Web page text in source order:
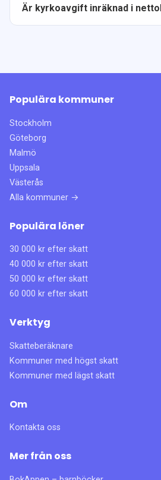
Är kyrkoavgift inräknad i
Populära kommuner
Stockholm
Göteborg
Malmö
Uppsala
Västerås
Alla kommuner →
Populära löner
30 000 kr efter skatt
40 000 kr efter skatt
50 000 kr efter skatt
60 000 kr efter skatt
Verktyg
Skatteberäknare
Kommuner med högst skatt
Kommuner med lägst skatt
Om
Kontakta oss
Mer från oss